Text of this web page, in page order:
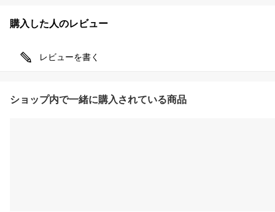
購入した人のレビュー
レビューを書く
ショップ内で一緒に購入されている商品